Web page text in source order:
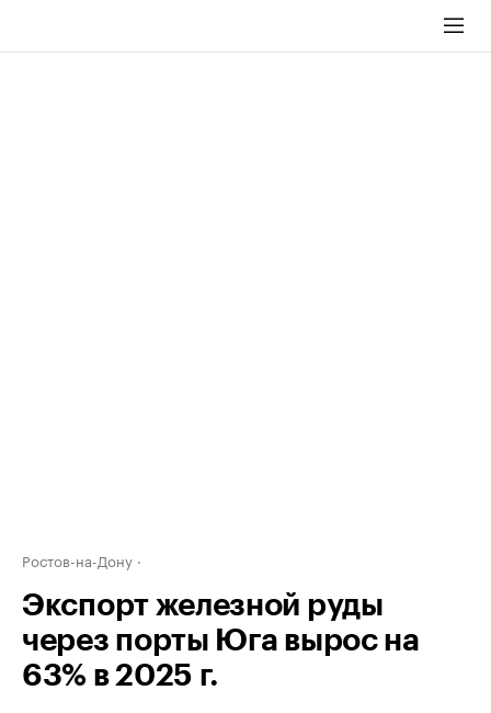
Ростов-на-Дону
Экспорт железной руды
через порты Юга вырос на
63% в 2025 г.